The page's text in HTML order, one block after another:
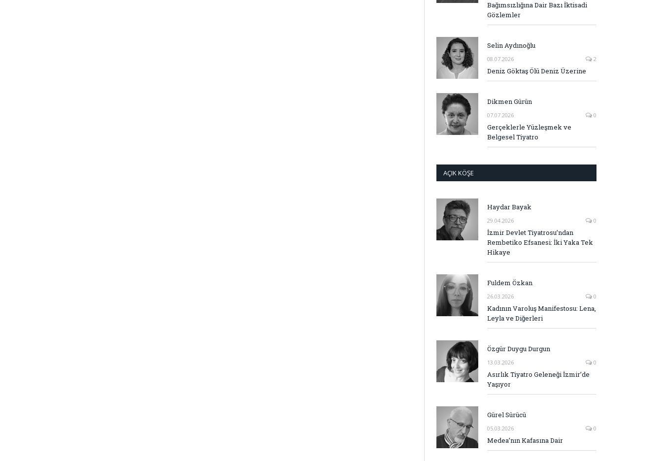
Bağımsızlığına Dair Bazı İktisadi
Gözlemler
Selin Aydınoğlu
08.07.2026 2
Deniz Göktaş Ölü Deniz Üzerine
Dikmen Gürün
07.07.2026 0
Gerçeklerle Yüzleşmek ve
Belgesel Tiyatro
AÇIK KÖŞE
Haydar Bayak
29.04.2026 0
İzmir Devlet Tiyatrosu’ndan
Rembetiko Efsanesi: İki Yaka Tek
Hikaye
Fuldem Özkan
26.03.2026 0
Kadının Varoluş Manifestosu: Lena,
Leyla ve Diğerleri
Özgür Duygu Durgun
13.03.2026 0
Asırlık Tiyatro Geleneği İzmir’de
Yaşıyor
Gürel Sürücü
05.03.2026 0
Medea’nın Kafasına Dair